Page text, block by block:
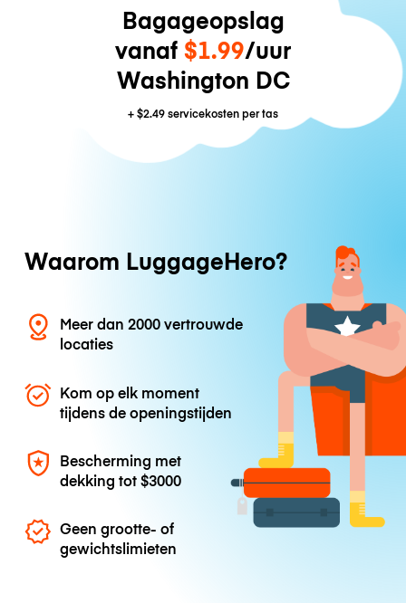
Bagageopslag
vanaf $1.99/uur
Washington DC
+$2.49servicekosten per tas
Waarom LuggageHero?
Meer dan 2000 vertrouwde
locaties
Kom op elk moment
tijdens de openingstijden
Bescherming met
dekking tot$3000
Geen grootte- of
gewichtslimieten